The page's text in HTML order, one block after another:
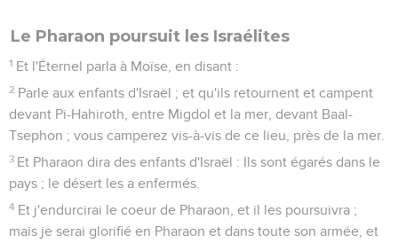
Le Pharaon poursuit les Israélites
1 Et l'Éternel parla à Moïse, en disant :
2 Parle aux enfants d'Israël ; et qu'ils retournent et campent
devant Pi-Hahiroth, entre Migdol et la mer, devant Baal-
Tsephon ; vous camperez vis-à-vis de ce lieu, près de la mer.
3 Et Pharaon dira des enfants d'Israël : Ils sont égarés dans le
pays ; le désert les a enfermés.
4 Et j'endurcirai le coeur de Pharaon, et il les poursuivra ;
mais je serai glorifié en Pharaon et dans toute son armée, et